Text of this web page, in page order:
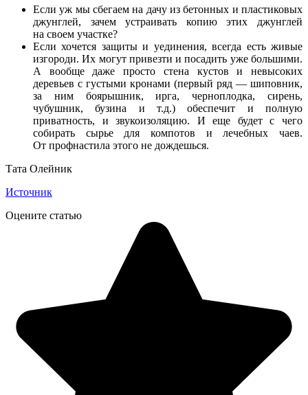
Если уж мы сбегаем на дачу из бетонных и пластиковых
джунглей, зачем устраивать копию этих джунглей
на своем участке?
Если хочется защиты и уединения, всегда есть живые
изгороди. Их могут привезти и посадить уже большими.
А вообще даже просто стена кустов и невысоких
деревьев с густыми кронами (первый ряд — шиповник,
за ним боярышник, ирга, черноплодка, сирень,
чубушник, бузина и т.д.) обеспечит и полную
приватность, и звукоизоляцию. И еще будет с чего
собирать сырье для компотов и лечебных чаев.
От профнастила этого не дождешься.
Тата Олейник
Источник
Оцените статью